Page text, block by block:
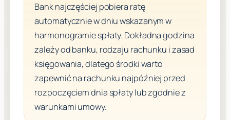
Bank najczęściej pobiera ratę
automatycznie w dniu wskazanym w
harmonogramie spłaty. Dokładna godzina
zależy od banku, rodzaju rachunku i zasad
księgowania, dlatego środki warto
zapewnić na rachunku najpóźniej przed
rozpoczęciem dnia spłaty lub zgodnie z
warunkami umowy.